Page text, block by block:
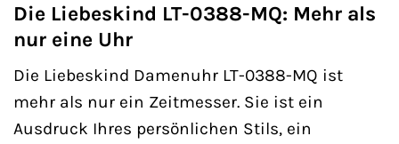
Die Liebeskind LT-0388-MQ: Mehr als
nur eine Uhr
Die Liebeskind Damenuhr LT-0388-MQ ist
mehr als nur ein Zeitmesser. Sie ist ein
Ausdruck Ihres persönlichen Stils, ein